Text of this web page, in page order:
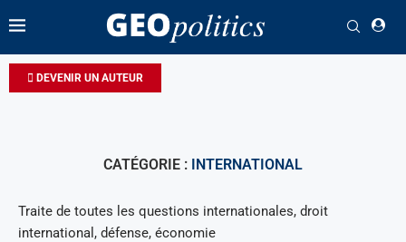
DEVENIR UN AUTEUR
CATÉGORIE : INTERNATIONAL
Traite de toutes les questions internationales, droit
international, défense, économie